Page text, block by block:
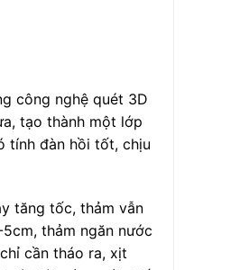
công nghệ quét 3D
tạo thành một lớp
tính đàn hồi tốt, chịu
tăng tốc, thảm vẫn
thảm ngăn nước
cần tháo ra, xịt